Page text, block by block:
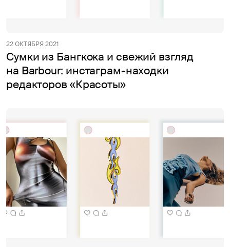
22 ОКТЯБРЯ 2021
Сумки из Бангкока и свежий взгляд
на Barbour: инстаграм-находки
редакторов «Красоты»